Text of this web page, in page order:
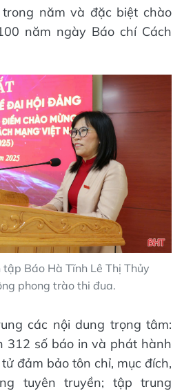
năm và đặc biệt chào
năm ngày Báo chí Cách
tập Báo Hà Tĩnh Lê Thị Thủy
phong trào thi đua.
các nội dung trọng tâm:
312 số báo in và phát hành
đảm bảo tôn chỉ, mục đích,
tuyên truyền; tập trung